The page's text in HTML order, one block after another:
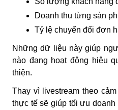
Doanh thu từng sản
Tỷ lệ chuyển đổi đơn
Những dữ liệu này giúp
nào đang hoạt động hiệu
thiện.
Thay vì livestream theo
thực tế sẽ giúp tối ưu